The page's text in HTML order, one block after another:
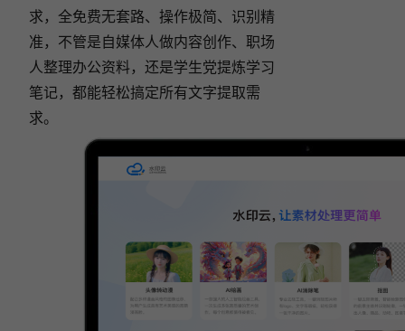
求，全免费无套路、操作极简、识别精
准，不管是自媒体人做内容创作、职场
人整理办公资料，还是学生党提炼学习
笔记，都能轻松搞定所有文字提取需
求。